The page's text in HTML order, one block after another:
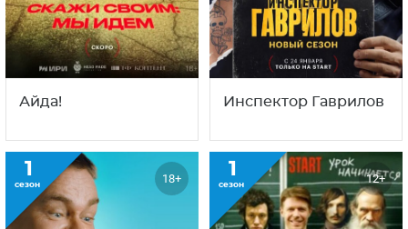
Успешный Крутая перемена